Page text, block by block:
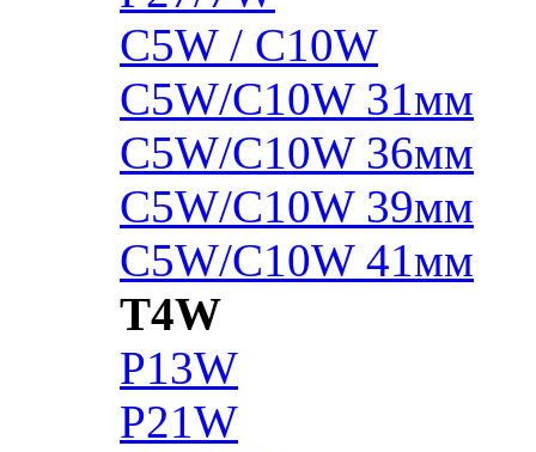
C5W / C10W
C5W/C10W 31мм
C5W/C10W 36мм
C5W/C10W 39мм
C5W/C10W 41мм
T4W
P13W
P21W